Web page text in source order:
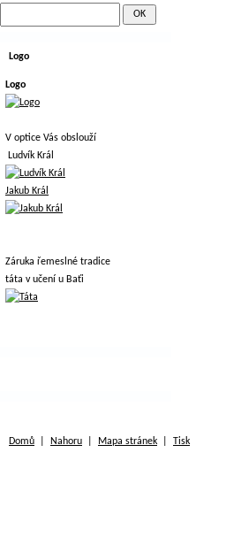
Logo
Logo
V optice Vás obslouží
Ludvík Král
Jakub Král
Záruka řemeslné tradice
táta v učení u Baťi
Domů Nahoru Mapa stránek Tisk